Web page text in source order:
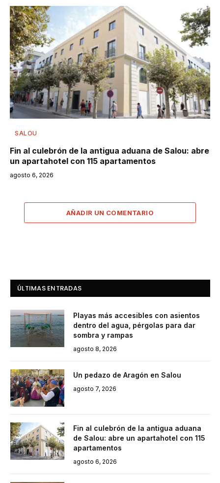
SALOU
Fin al culebrón de la antigua aduana de Salou: abre
un apartahotel con 115 apartamentos
agosto 6, 2026
AÑADIR UN COMENTARIO
ÚLTIMAS ENTRADAS
Playas más accesibles con asientos
dentro del agua, pérgolas para dar
sombra y rampas
agosto 8, 2026
Un pedazo de Aragón en Salou
agosto 7, 2026
Fin al culebrón de la antigua aduana
de Salou: abre un apartahotel con 115
apartamentos
agosto 6, 2026